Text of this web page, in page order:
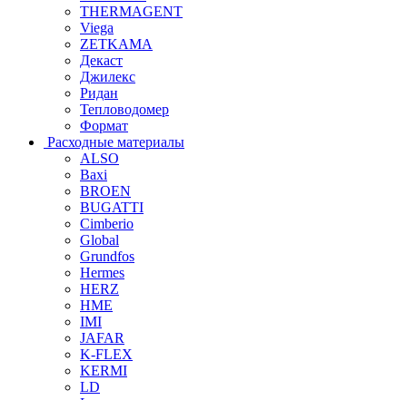
THERMAGENT
Viega
ZETKAMA
Декаст
Джилекс
Ридан
Тепловодомер
Формат
Расходные материалы
ALSO
Baxi
BROEN
BUGATTI
Cimberio
Global
Grundfos
Hermes
HERZ
HME
IMI
JAFAR
K-FLEX
KERMI
LD